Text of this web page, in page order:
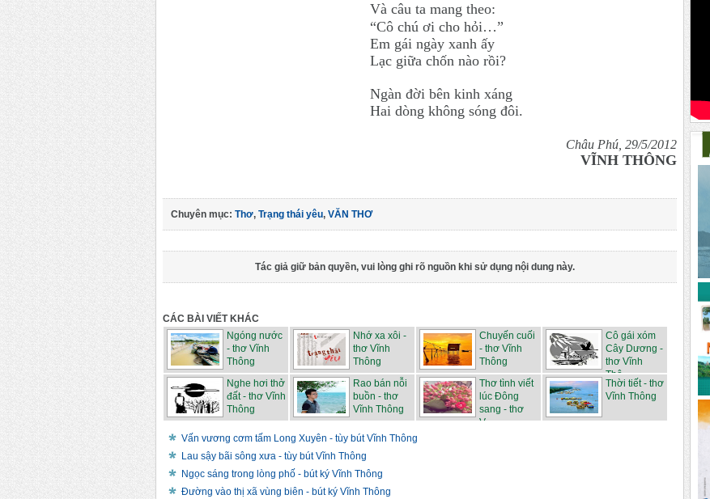
Và câu ta mang theo:
“Cô chú ơi cho hỏi…”
Em gái ngày xanh ấy
Lạc giữa chốn nào rồi?
Ngàn đời bên kinh xáng
Hai dòng không sóng đôi.
Châu Phú, 29/5/2012
VĨNH THÔNG
Chuyên mục: Thơ, Trạng thái yêu, VĂN THƠ
Tác giả giữ bản quyền, vui lòng ghi rõ nguồn khi sử dụng nội dung này.
CÁC BÀI VIẾT KHÁC
Ngóng nước
- thơ Vĩnh
Thông
Nhớ xa xôi -
thơ Vĩnh
Thông
Chuyến cuối
- thơ Vĩnh
Thông
Cô gái xóm
Cây Dương -
thơ Vĩnh
Thô...
Nghe hơi thở
đất - thơ Vĩnh
Thông
Rao bán nỗi
buồn - thơ
Vĩnh Thông
Thơ tình viết
lúc Đông
sang - thơ
V...
Thời tiết - thơ
Vĩnh Thông
Vấn vương cơm tấm Long Xuyên - tùy bút Vĩnh Thông
Lau sậy bãi sông xưa - tùy bút Vĩnh Thông
Ngọc sáng trong lòng phố - bút ký Vĩnh Thông
Đường vào thị xã vùng biên - bút ký Vĩnh Thông